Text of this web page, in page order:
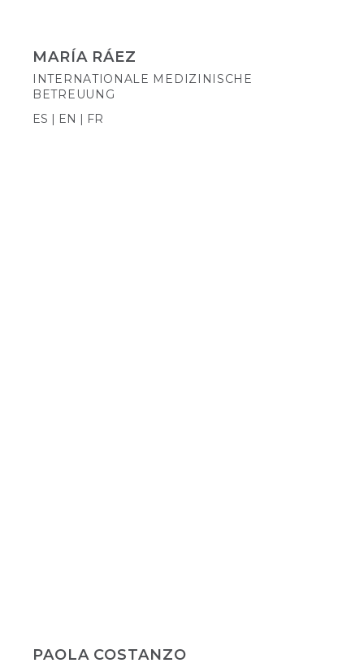
MARÍA RÁEZ
INTERNATIONALE MEDIZINISCHE
BETREUUNG
ES | EN | FR
PAOLA COSTANZO